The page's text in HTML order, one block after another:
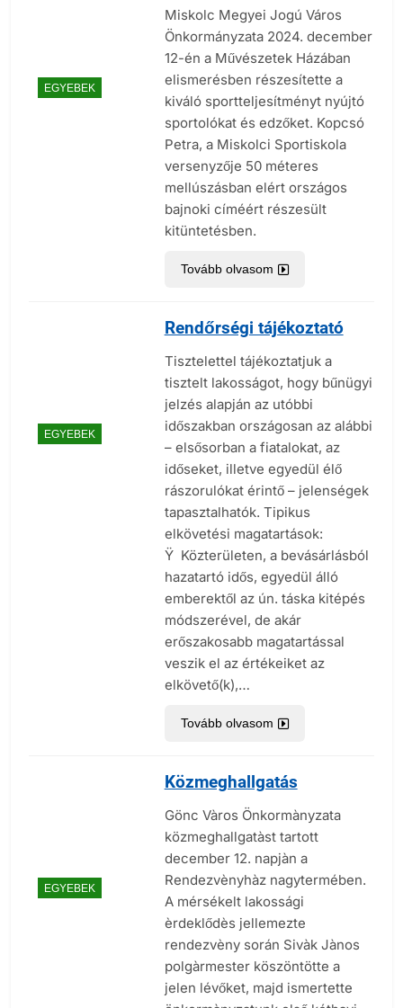
EGYEBEK
Miskolc Megyei Jogú Város
Önkormányzata 2024. december
12-én a Művészetek Házában
elismerésben részesítette a
kiváló sportteljesítményt nyújtó
sportolókat és edzőket. Kopcsó
Petra, a Miskolci Sportiskola
versenyzője 50 méteres
mellúszásban elért országos
bajnoki címéért részesült
kitüntetésben.
Tovább olvasom
EGYEBEK
Rendőrségi tájékoztató
Tisztelettel tájékoztatjuk a
tisztelt lakosságot, hogy bűnügyi
jelzés alapján az utóbbi
időszakban országosan az alábbi
– elsősorban a fiatalokat, az
időseket, illetve egyedül élő
rászorulókat érintő – jelenségek
tapasztalhatók. Tipikus
elkövetési magatartások:
Ÿ Közterületen, a bevásárlásból
hazatartó idős, egyedül álló
emberektől az ún. táska kitépés
módszerével, de akár
erőszakosabb magatartással
veszik el az értékeiket az
elkövető(k),…
Tovább olvasom
EGYEBEK
Közmeghallgatás
Gönc Vàros Önkormànyzata
közmeghallgatàst tartott
december 12. napjàn a
Rendezvènyhàz nagytermében.
A mérsékelt lakossági
èrdeklődès jellemezte
rendezvèny során Sivàk Jànos
polgàrmester köszöntötte a
jelen lévőket, majd ismertette